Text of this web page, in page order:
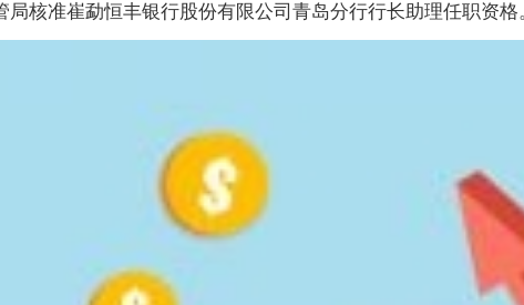
核准崔勐恒丰银行股份有限公司青岛分行行长助理任职资格